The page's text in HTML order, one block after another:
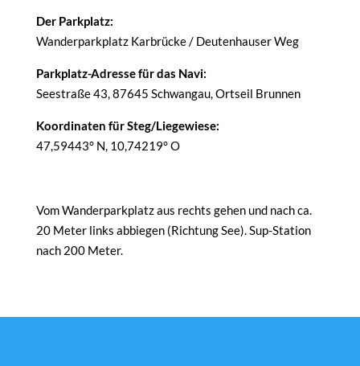
Der Parkplatz:
Wanderparkplatz Karbrücke / Deutenhauser Weg
Parkplatz-Adresse für das Navi:
Seestraße 43, 87645 Schwangau, Ortseil Brunnen
Koordinaten für Steg/Liegewiese:
47,59443° N, 10,74219° O
Vom Wanderparkplatz aus rechts gehen und nach ca.
20 Meter links abbiegen (Richtung See). Sup-Station
nach 200 Meter.